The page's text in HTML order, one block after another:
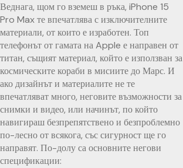
Веднага, щом го вземеш в ръка, iPhone 15
Pro Max те впечатлява с изключителните
материали, от които е изработен. Топ
телефонът от гамата на Apple е направен от
титан, същият материал, който е използван за
космическите кораби в мисиите до Марс. И
ако дизайнът и материалите не те
впечатляват много, неговите възможности за
снимки и видео, или начинът, по който
навигираш безпрепятствено и безпроблемно
по-лесно от всякога, със сигурност ще го
направят. По-долу са основните негови
спецификации: